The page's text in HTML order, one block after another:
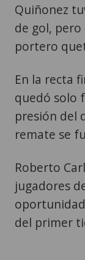
Quiñonez
de gol,
portero
En la recta
quedó solo
presión del
remate se
Roberto
jugadores
del primer